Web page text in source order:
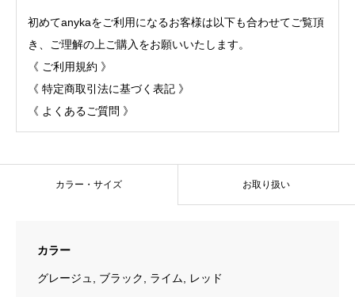
プ
リ
ツ
ー
初めてanykaをご利用になるお客様は以下も合わせてご覧頂
き、ご理解の上ご購入をお願いいたします。
《 ご利用規約 》
《 特定商取引法に基づく表記 》
《 よくあるご質問 》
カラー・サイズ お取り扱い
カラー
グレージュ, ブラック, ライム, レッド